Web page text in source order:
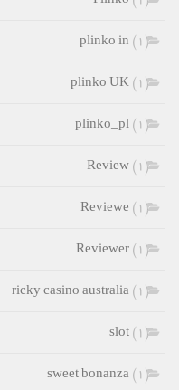
plinko in (1)
plinko UK(1)
plinko_pl(1)
Review(1)
Reviewe (1)
Reviewer(1)
ricky casino australia (1)
slot(1)
sweet bonanza (1)